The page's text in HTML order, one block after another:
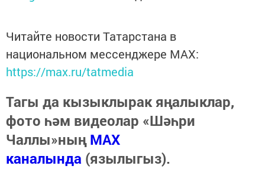
Читайте новости Татарстана в
национальном мессенджере MАХ:
https://max.ru/tatmedia
Тагы да кызыклырак яңалыклар,
фото һәм видеолар «Шәһри
Чаллы»ныңMAX
каналында (язылыгыз).